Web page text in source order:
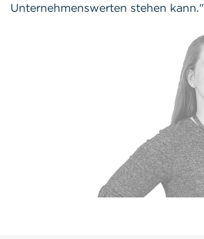
Unternehmenswerten stehen kann."